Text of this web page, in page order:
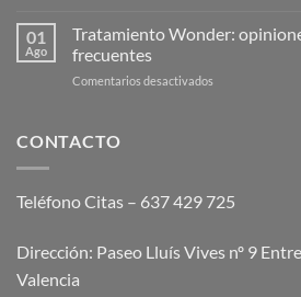
Guía
es
01
Ago
Tratamiento Wonder:
frecuentes
Comentarios desactivados
CONTACTO
Teléfono Citas – 637 429 725
Dirección: Paseo Lluís Vives nº 9
Valencia